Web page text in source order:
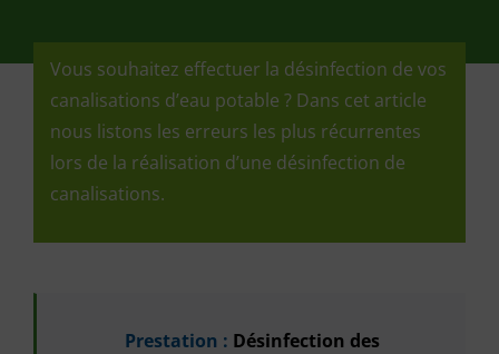
Vous souhaitez effectuer la désinfection de vos
canalisations d’eau potable ? Dans cet article
nous listons les erreurs les plus récurrentes
lors de la réalisation d’une désinfection de
canalisations.
Prestation : Désinfection des